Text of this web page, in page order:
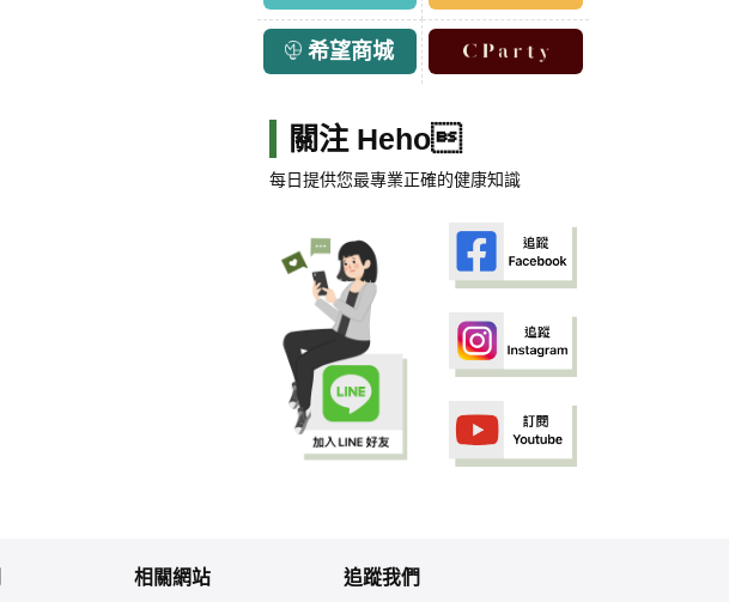
希望商城
關注 Heho
每日提供您最專業正確的健康知識
相關網站 追蹤我們